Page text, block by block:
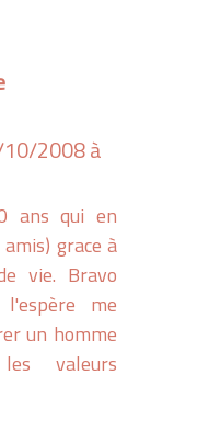
10/2008 à
ans qui en
grace à
vie. Bravo
me
un homme
valeurs